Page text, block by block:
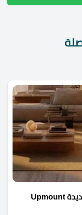
كمبوند اب ماونت العاصمة الإدارية الجديدة Upmount